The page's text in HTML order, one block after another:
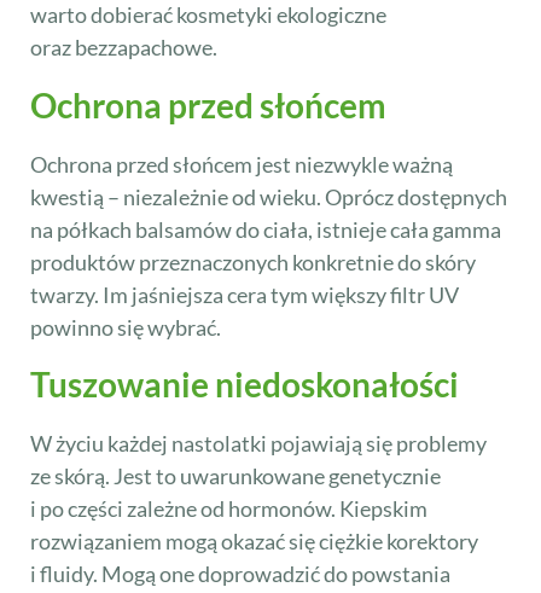
warto dobierać kosmetyki ekologiczne
oraz bezzapachowe.
Ochrona przed słońcem
Ochrona przed słońcem jest niezwykle ważną
kwestią – niezależnie od wieku. Oprócz dostępnych
na półkach balsamów do ciała, istnieje cała gamma
produktów przeznaczonych konkretnie do skóry
twarzy. Im jaśniejsza cera tym większy filtr UV
powinno się wybrać.
Tuszowanie niedoskonałości
W życiu każdej nastolatki pojawiają się problemy
ze skórą. Jest to uwarunkowane genetycznie
i po części zależne od hormonów. Kiepskim
rozwiązaniem mogą okazać się ciężkie korektory
i fluidy. Mogą one doprowadzić do powstania